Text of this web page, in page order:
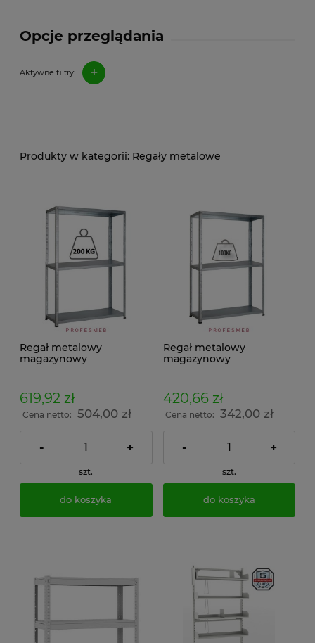
Opcje przeglądania
Aktywne filtry: +
Regały metalowe
Regał metalowy
magazynowy
przemysłowy
warsztatowy do
magazynu
619,92 zł
Cena netto: 504,00 zł
- +
szt.
do koszyka
Regał metalowy
magazynowy
100kg/p przemysłowy
warsztatowy do
magazynu
420,66 zł
Cena netto: 342,00 zł
- +
szt.
do koszyka